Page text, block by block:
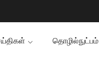
தொழில்நுட்பம்